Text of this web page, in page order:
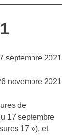
septembre 2021
novembre 2021
de
17 septembre
17 »), et